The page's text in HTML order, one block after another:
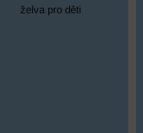
želva pro děti